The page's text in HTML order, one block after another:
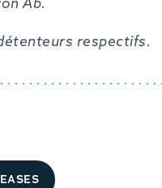
respectifs.